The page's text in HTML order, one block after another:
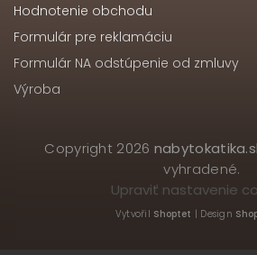
Hodnotenie obchodu
Formulár pre reklamáciu
Formulár NA odstúpenie od zmluvy
Výroba
Copyright 2026
vyhradené.
Upraviť nastavenie
Vytvořil Shoptet | Design